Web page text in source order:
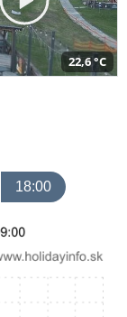
22,6 °C
18:00